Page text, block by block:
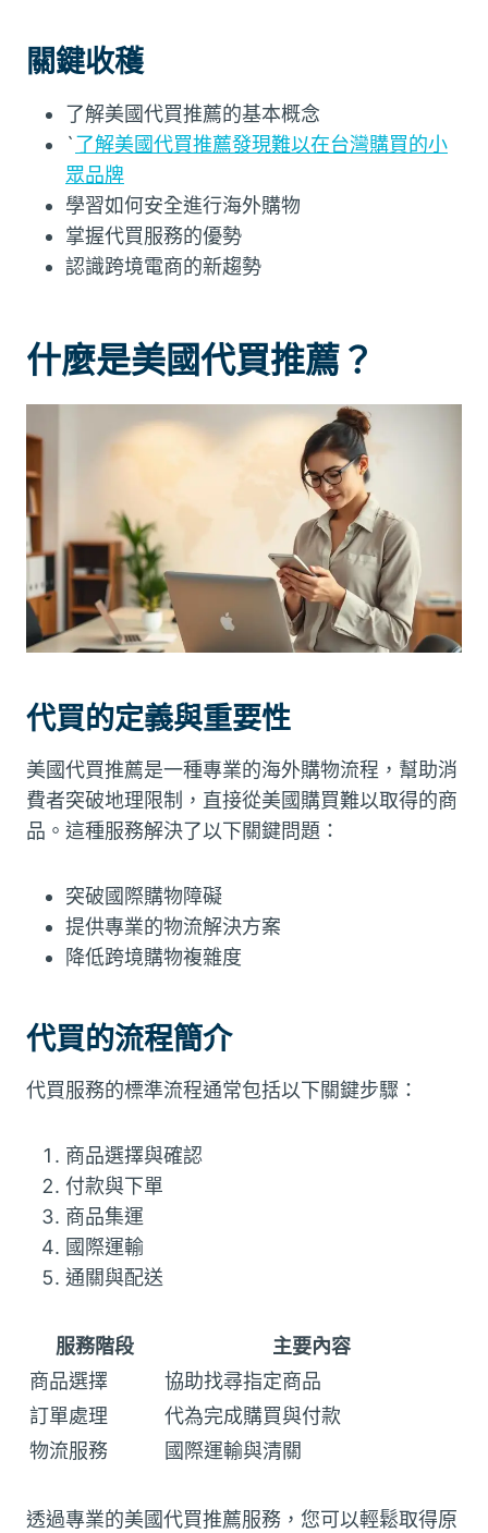
關鍵收穫
了解美國代買推薦的基本概念
`了解美國代買推薦發現難以在台灣購買的小
眾品牌
學習如何安全進行海外購物
掌握代買服務的優勢
認識跨境電商的新趨勢
什麼是美國代買推薦？
代買的定義與重要性
美國代買推薦是一種專業的海外購物流程，幫助消
費者突破地理限制，直接從美國購買難以取得的商
品。這種服務解決了以下關鍵問題：
突破國際購物障礙
提供專業的物流解決方案
降低跨境購物複雜度
代買的流程簡介
代買服務的標準流程通常包括以下關鍵步驟：
商品選擇與確認
付款與下單
商品集運
國際運輸
通關與配送
服務階段
主要內容
商品選擇
協助找尋指定商品
訂單處理
代為完成購買與付款
物流服務
國際運輸與清關
透過專業的美國代買推薦服務，您可以輕鬆取得原